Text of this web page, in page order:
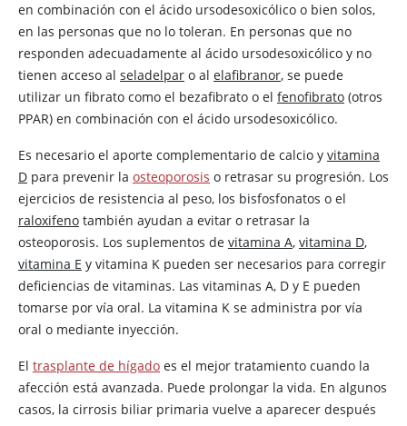
en combinación con el ácido ursodesoxicólico o bien solos,
en las personas que no lo toleran. En personas que no
responden adecuadamente al ácido ursodesoxicólico y no
tienen acceso al seladelpar o al elafibranor, se puede
utilizar un fibrato como el bezafibrato o el fenofibrato (otros
PPAR) en combinación con el ácido ursodesoxicólico.
Es necesario el aporte complementario de calcio y vitamina
D para prevenir la osteoporosis o retrasar su progresión. Los
ejercicios de resistencia al peso, los bisfosfonatos o el
raloxifeno también ayudan a evitar o retrasar la
osteoporosis. Los suplementos de vitamina A, vitamina D,
vitamina E y vitamina K pueden ser necesarios para corregir
deficiencias de vitaminas. Las vitaminas A, D y E pueden
tomarse por vía oral. La vitamina K se administra por vía
oral o mediante inyección.
El trasplante de hígado es el mejor tratamiento cuando la
afección está avanzada. Puede prolongar la vida. En algunos
casos, la cirrosis biliar primaria vuelve a aparecer después